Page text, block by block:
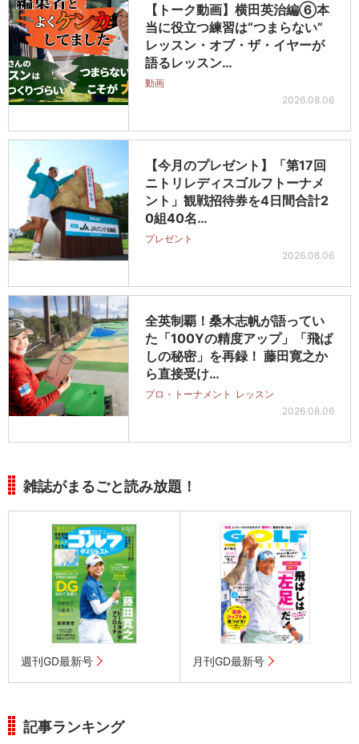
【トーク動画】横田英治編⑥本
当に役立つ練習は“つまらない”
レッスン・オブ・ザ・イヤーが
語るレッスン…
動画
2026.08.06
【今月のプレゼント】「第17回
ニトリレディスゴルフトーナメ
ント」観戦招待券を4日間合計2
0組40名…
プレゼント
2026.08.06
全英制覇！桑木志帆が語ってい
た「100Yの精度アップ」「飛ば
しの秘密」を再録！ 藤田寛之か
ら直接受け…
プロ・トーナメント レッスン
2026.08.06
雑誌がまるごと読み放題！
週刊GD最新号 月刊GD最新号
記事ランキング